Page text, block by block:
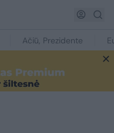
Ačiū, Prezidente